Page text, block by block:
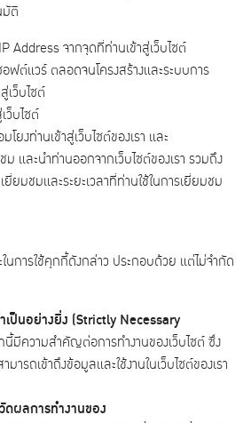
มัติ
Address จากจุดที่ท่านเข้าสู่เว็บไซต์
อฟต์แวร์ ตลอดจนโครงสร้างและระบบการ
เว็บไซต์
ว็บไซต์
โยงท่านเข้าสู่เว็บไซต์ของเรา และ
ม และนำท่านออกจากเว็บไซต์ของเรา รวมถึง
ยมชมและระยะเวลาที่ท่านใช้ในการเยี่ยมชม
ในการใช้คุกกี้ดังกล่าว ประกอบด้วย แต่ไม่จำกัด
เป็นอย่างยิ่ง (Strictly Necessary
นี้มีความสำคัญต่อการทำงานของเว็บไซต์ ซึ่ง
ารถเข้าถึงข้อมูลและใช้งานในเว็บไซต์ของเรา
ดผลการทำงานของ